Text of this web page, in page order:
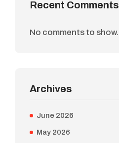
Recent Comments
No comments to show.
Archives
June 2026
May 2026